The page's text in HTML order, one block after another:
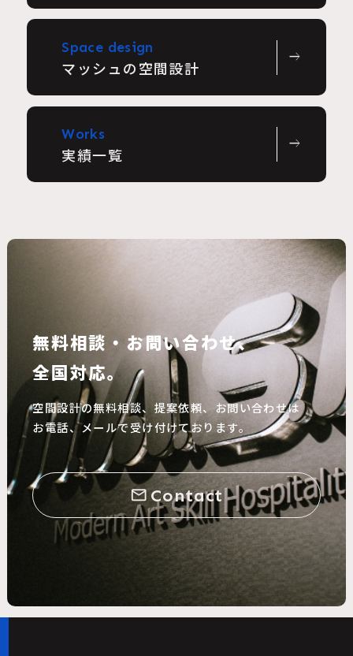
Space design
マッシュの空間設計
east
Works
実績一覧
east
無料相談・お問い合わせ、
全国対応。
空間設計の無料相談、提案依頼、お問い合わせは
お電話、メールで受け付けております。
mail_outline Contact